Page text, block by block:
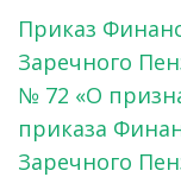
Приказ
Заречного
№ 72 «О
приказа
Заречного